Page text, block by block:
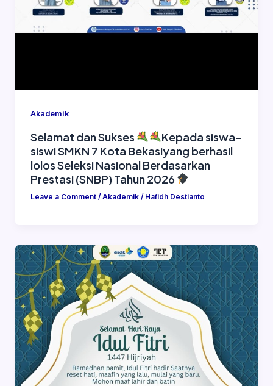
Akademik
Selamat dan Sukses
Kepada siswa-
siswi SMKN 7 Kota Bekasiyang berhasil
lolos Seleksi Nasional Berdasarkan
Prestasi (SNBP) Tahun 2026
Leave a Comment / Akademik/ Hafidh Destianto